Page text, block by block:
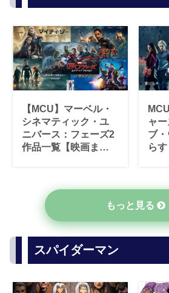
【MCU】マーベル・
シネマティック・ユ
ニバース：フェーズ2
作品一覧【映画まと
ャ
ブ
ら
もっと見る
スパイダーマン